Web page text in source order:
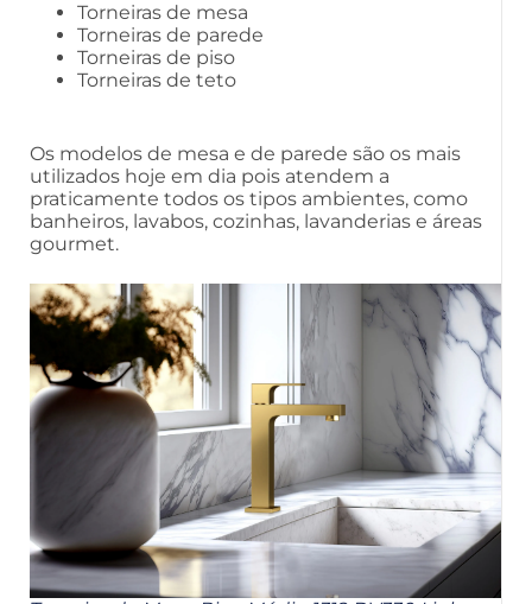
Torneiras de mesa
Torneiras de parede
Torneiras de piso
Torneiras de teto
Os modelos de mesa e de parede são os mais
utilizados hoje em dia pois atendem a
praticamente todos os tipos ambientes, como
banheiros, lavabos, cozinhas, lavanderias e áreas
gourmet.